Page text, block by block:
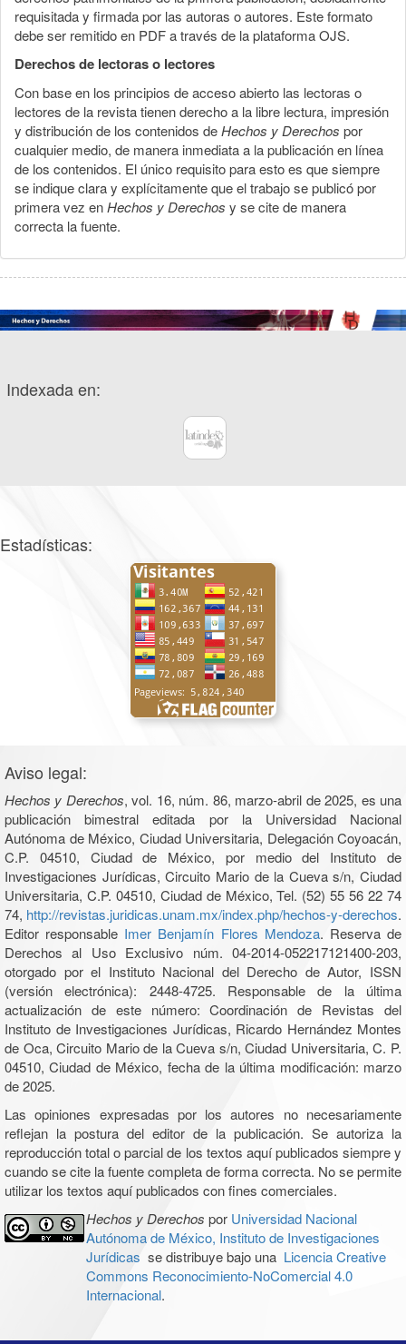
requisitada y firmada por las autoras o autores. Este formato
debe ser remitido en PDF a través de la plataforma OJS.
Derechos de lectoras o lectores
Con base en los principios de acceso abierto las lectoras o
lectores de la revista tienen derecho a la libre lectura, impresión
y distribución de los contenidos deHechos y Derechos por
cualquier medio, de manera inmediata a la publicación en línea
de los contenidos. El único requisito para esto es que siempre
se indique clara y explícitamente que el trabajo se publicó por
primera vez enHechos y Derechos y se cite de manera
correcta la fuente.
Indexada en:
Estadísticas:
Aviso legal:
Hechos y Derechos, vol. 16, núm. 86, marzo-abril de 2025, es una
publicación bimestral editada por la Universidad Nacional
Autónoma de México, Ciudad Universitaria, Delegación Coyoacán,
C.P. 04510, Ciudad de México, por medio del Instituto de
Investigaciones Jurídicas, Circuito Mario de la Cueva s/n, Ciudad
Universitaria, C.P. 04510, Ciudad de México, Tel. (52) 55 56 22 74
74, http://revistas.juridicas.unam.mx/index.php/hechos-y-derechos.
Editor responsable Imer Benjamín Flores Mendoza. Reserva de
Derechos al Uso Exclusivo núm. 04-2014-052217121400-203,
otorgado por el Instituto Nacional del Derecho de Autor, ISSN
(versión electrónica): 2448-4725. Responsable de la última
actualización de este número: Coordinación de Revistas del
Instituto de Investigaciones Jurídicas, Ricardo Hernández Montes
de Oca, Circuito Mario de la Cueva s/n, Ciudad Universitaria, C. P.
04510, Ciudad de México, fecha de la última modificación: marzo
de 2025.
Las opiniones expresadas por los autores no necesariamente
reflejan la postura del editor de la publicación. Se autoriza la
reproducción total o parcial de los textos aquí publicados siempre y
cuando se cite la fuente completa de forma correcta. No se permite
utilizar los textos aquí publicados con fines comerciales.
Hechos y Derechos por Universidad Nacional
Autónoma de México, Instituto de Investigaciones
Jurídicas se distribuye bajo una Licencia Creative
Commons Reconocimiento-NoComercial 4.0
Internacional.